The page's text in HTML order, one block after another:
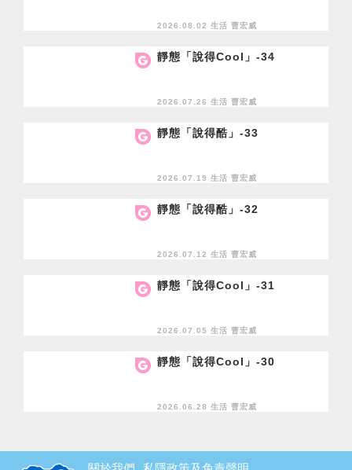
2026.08.02 生活 曹宏威
靜態「說得Cool」-34
2026.07.26 生活 曹宏威
靜態「說得酷」-33
2026.07.19 生活 曹宏威
靜態「說得酷」-32
2026.07.12 生活 曹宏威
靜態「說得Cool」-31
2026.07.05 生活 曹宏威
靜態「說得Cool」-30
2026.06.28 生活 曹宏威